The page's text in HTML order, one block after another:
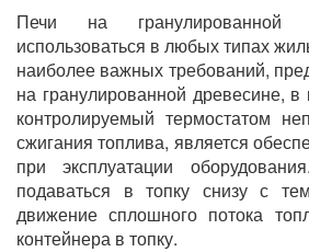
Печи на гранулированной
использоваться в любых типах
наиболее важных требований,
на гранулированной древесине, в
контролируемый термостатом
сжигания топлива, является
при эксплуатации
подаваться в топку снизу с
движение сплошного потока
контейнера в топку.